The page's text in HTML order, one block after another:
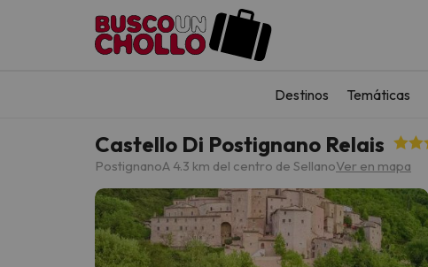
Destinos Temáticas
Castello Di Postignano Relais
PostignanoA 4.3 km del centro de SellanoVer en mapa